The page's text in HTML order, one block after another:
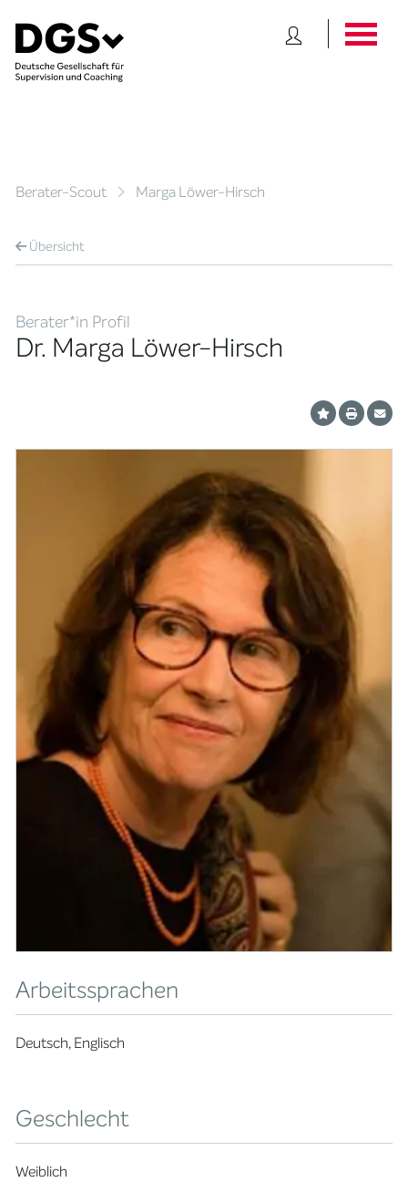
Berater-Scout Marga Löwer-Hirsch
Übersicht
Berater*in Profil
Dr. Marga Löwer-Hirsch
Arbeitssprachen
Deutsch, Englisch
Geschlecht
Weiblich